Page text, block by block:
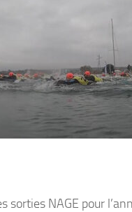
sorties NAGE pour